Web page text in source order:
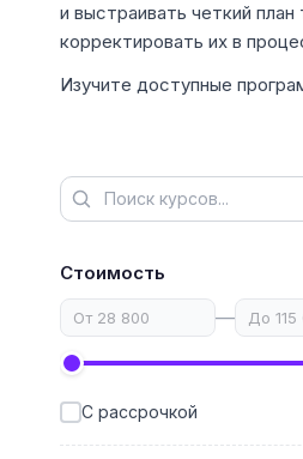
и выстраивать четкий
корректировать их в
Изучите доступные
Стоимость
—
С рассрочкой